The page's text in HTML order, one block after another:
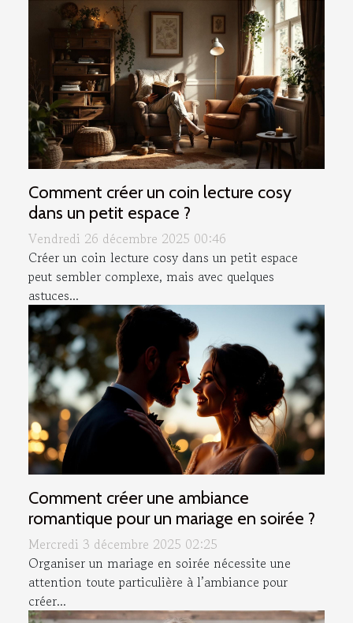
Comment créer un coin lecture cosy
dans un petit espace ?
Vendredi 26 décembre 2025 00:46
Créer un coin lecture cosy dans un petit espace
peut sembler complexe, mais avec quelques
astuces...
Comment créer une ambiance
romantique pour un mariage en soirée ?
Mercredi 3 décembre 2025 02:25
Organiser un mariage en soirée nécessite une
attention toute particulière à l’ambiance pour
créer...